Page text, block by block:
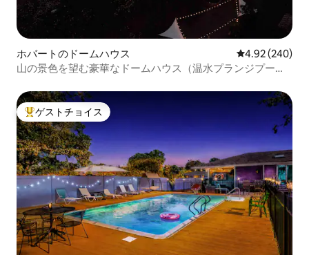
ホバートのドームハウス レビュー240
4.92 (240)
山の景色を望む豪華なドームハウス（温水プランジプール
大好評のゲストチョイスです。
ゲストチョイス